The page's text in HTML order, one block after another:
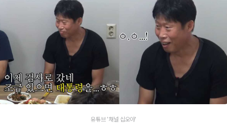
유튜브 '채널 십오야'